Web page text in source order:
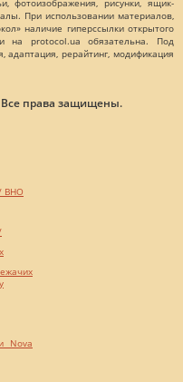
При использовании материалов,
наличие гиперссылки открытого
на protocol.ua обязательна. Под
адаптация, рерайтинг, модификация
Все права защищены.
ВНО
Nova